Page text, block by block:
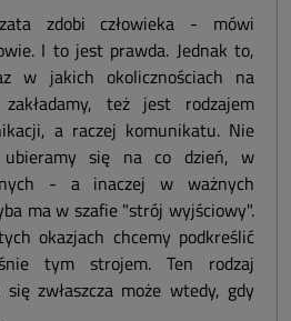
zdobi człowieka - mówi
I to jest prawda. Jednak to,
w jakich okolicznościach na
też jest rodzajem
a raczej komunikatu. Nie
ubieramy się na co dzień, w
- a inaczej w ważnych
ma w szafie "strój wyjściowy".
okazjach chcemy podkreślić
tym strojem. Ten rodzaj
zwłaszcza może wtedy, gdy